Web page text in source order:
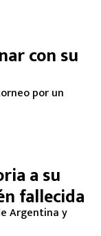
con su
por un
a su
fallecida
Argentina y